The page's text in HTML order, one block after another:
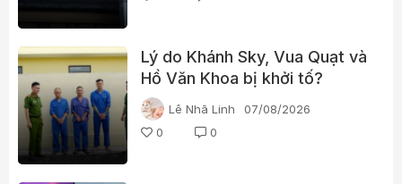
Lý do Khánh Sky, Vua Quạt và
Hồ Văn Khoa bị khởi tố?
Lê Nhã Linh
07/08/2026
0
0